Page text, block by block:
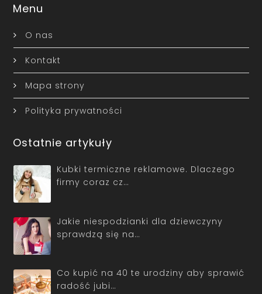
Menu
O nas
Kontakt
Mapa strony
Polityka prywatności
Ostatnie artykuły
Kubki termiczne reklamowe. Dlaczego
firmy coraz cz…
Jakie niespodzianki dla dziewczyny
sprawdzą się na…
Co kupić na 40 te urodziny aby sprawić
radość jubi…